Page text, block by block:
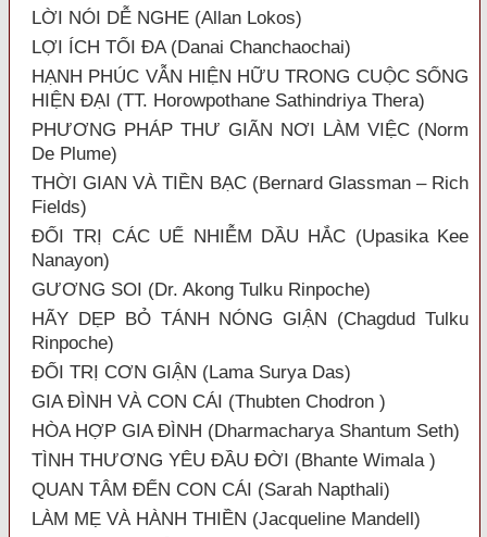
LỜI NÓI DỄ NGHE (Allan Lokos)
LỢI ÍCH TỐI ĐA (Danai Chanchaochai)
HẠNH PHÚC VẪN HIỆN HỮU TRONG CUỘC SỐNG
HIỆN ĐẠI (TT. Horowpothane Sathindriya Thera)
PHƯƠNG PHÁP THƯ GIÃN NƠI LÀM VIỆC (Norm
De Plume)
THỜI GIAN VÀ TIỀN BẠC (Bernard Glassman – Rich
Fields)
ĐỐI TRỊ CÁC UẾ NHIỄM DẦU HẮC (Upasika Kee
Nanayon)
GƯƠNG SOI (Dr. Akong Tulku Rinpoche)
HÃY DẸP BỎ TÁNH NÓNG GIẬN (Chagdud Tulku
Rinpoche)
ĐỐI TRỊ CƠN GIẬN (Lama Surya Das)
GIA ĐÌNH VÀ CON CÁI (Thubten Chodron )
HÒA HỢP GIA ĐÌNH (Dharmacharya Shantum Seth)
TÌNH THƯƠNG YÊU ĐẦU ĐỜI (Bhante Wimala )
QUAN TÂM ĐẾN CON CÁI (Sarah Napthali)
LÀM MẸ VÀ HÀNH THIỀN (Jacqueline Mandell)